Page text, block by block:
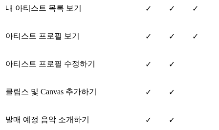
내 아티스트 목록 보기 ✓ ✓ ✓
아티스트 프로필 보기 ✓ ✓ ✓
아티스트 프로필 수정하기 ✓ ✓
클립스 및 Canvas 추가하기 ✓ ✓
발매 예정 음악 소개하기 ✓ ✓